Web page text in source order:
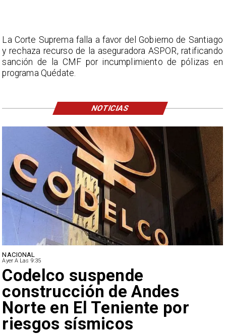
de Andes
Teniente por
ciudades
nunca
La Corte Suprema falla a favor del Gobierno de Santiago
y rechaza recurso de la aseguradora ASPOR, ratificando
sanción de la CMF por incumplimiento de pólizas en
programa Quédate.
NOTICIAS